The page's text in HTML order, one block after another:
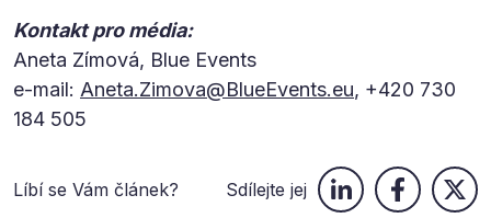
Kontakt pro média:
Aneta Zímová, Blue Events
e-mail: Aneta.Zimova@BlueEvents.eu, +420 730
184 505
Líbí se Vám článek? Sdílejte jej